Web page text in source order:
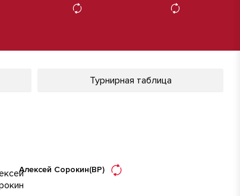
Турнирная таблица
Алексей Сорокин(ВР)